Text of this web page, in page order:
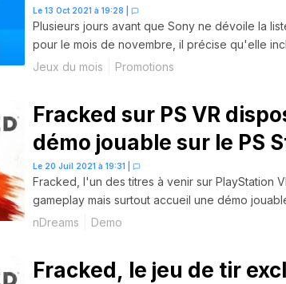
Le 13 Oct 2021 à 19:28
Plusieurs jours avant que Sony ne dévoile la
pour le mois de novembre, il précise qu'elle
Jeux du mois
Promotions
Fracked sur PS VR
démo jouable sur le PS
Le 20 Juil 2021 à 19:31
Fracked, l'un des titres à venir sur PlayStation
gameplay mais surtout accueil une démo
nDreams
Demo
Fracked, le jeu de tir